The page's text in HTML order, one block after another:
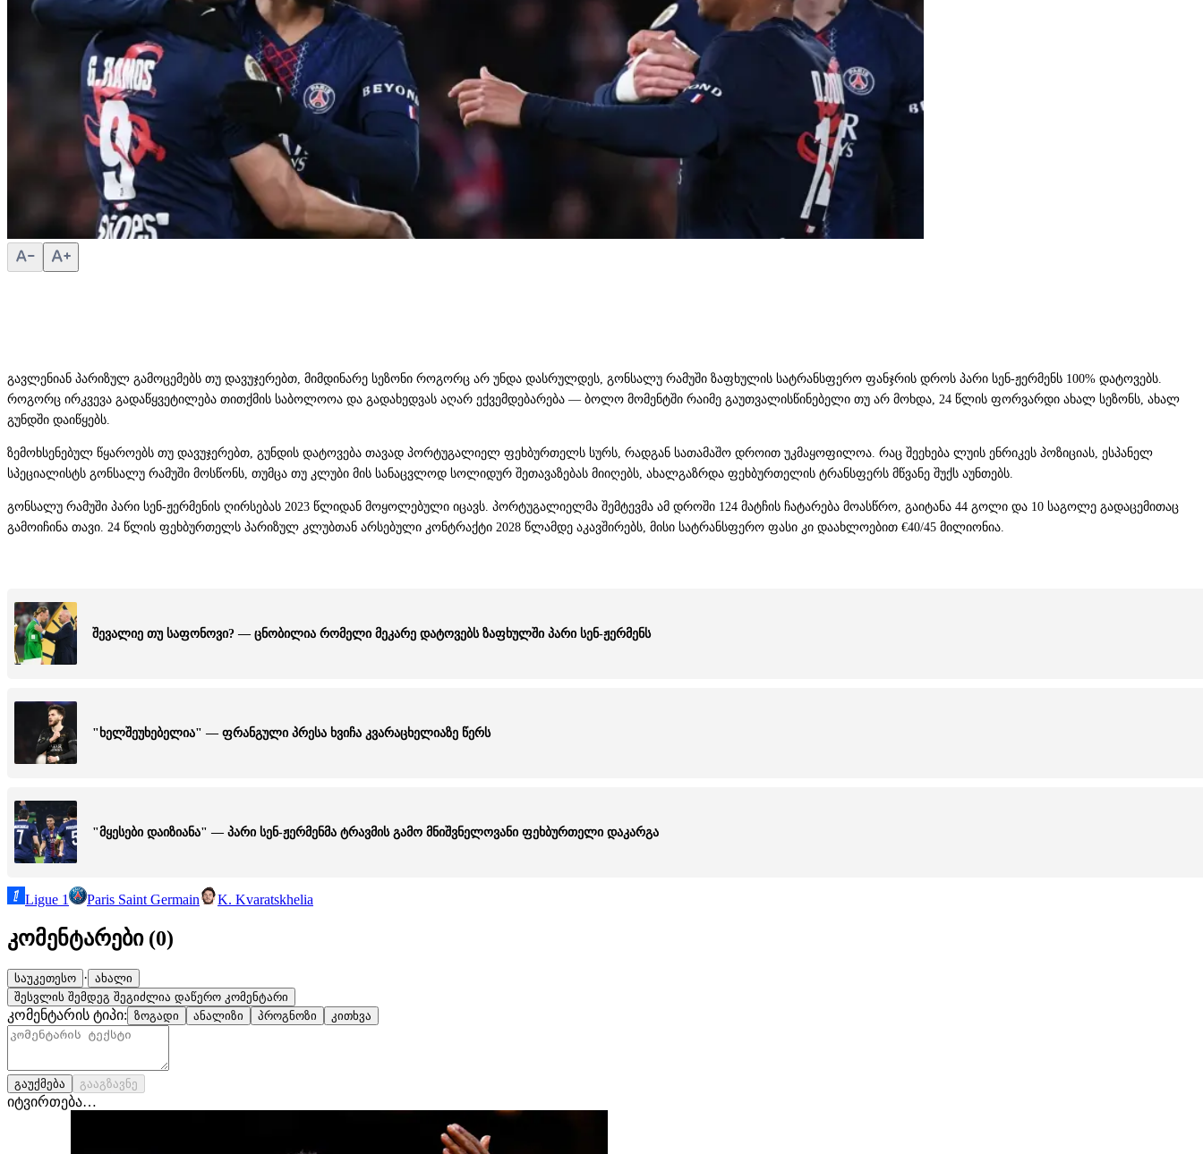
გავლენიან პარიზულ გამოცემებს თუ დავუჯერებთ, მიმდინარე სეზონი როგორც არ უნდა დასრულდეს, გონსალუ რამუში ზაფხულის სატრანსფერო ფანჯრის დროს პარი სენ-ჟერმენს 100% დატოვებს.
როგორც ირკვევა გადაწყვეტილება თითქმის საბოლოოა და გადახედვას აღარ ექვემდებარება — ბოლო მომენტში რაიმე გაუთვალისწინებელი თუ არ მოხდა, 24 წლის ფორვარდი ახალ სეზონს, ახალ
გუნდში დაიწყებს.
ზემოხსენებულ წყაროებს თუ დავუჯერებთ, გუნდის დატოვება თავად პორტუგალიელ ფეხბურთელს სურს, რადგან სათამაშო დროით უკმაყოფილოა. რაც შეეხება ლუის ენრიკეს პოზიციას, ესპანელ
სპეციალისტს გონსალუ რამუში მოსწონს, თუმცა თუ კლუბი მის სანაცვლოდ სოლიდურ შეთავაზებას მიიღებს, ახალგაზრდა ფეხბურთელის ტრანსფერს მწვანე შუქს აუნთებს.
გონსალუ რამუში პარი სენ-ჟერმენის ღირსებას 2023 წლიდან მოყოლებული იცავს. პორტუგალიელმა შემტევმა ამ დროში 124 მატჩის ჩატარება მოასწრო, გაიტანა 44 გოლი და 10 საგოლე გადაცემითაც
გამოიჩინა თავი. 24 წლის ფეხბურთელს პარიზულ კლუბთან არსებული კონტრაქტი 2028 წლამდე აკავშირებს, მისი სატრანსფერო ფასი კი დაახლოებით €40/45 მილიონია.
შევალიე თუ საფონოვი? — ცნობილია რომელი მეკარე დატოვებს ზაფხულში პარი სენ-ჟერმენს
"ხელშეუხებელია" — ფრანგული პრესა ხვიჩა კვარაცხელიაზე წერს
"მყესები დაიზიანა" — პარი სენ-ჟერმენმა ტრავმის გამო მნიშვნელოვანი ფეხბურთელი დაკარგა
Ligue 1 Paris Saint Germain K. Kvaratskhelia
კომენტარები (0)
საუკეთესო · ახალი
შესვლის შემდეგ შეგიძლია დაწერო კომენტარი
კომენტარის ტიპი: ზოგადი ანალიზი პროგნოზი კითხვა
გაუქმება გააგზავნე
იტვირთება…